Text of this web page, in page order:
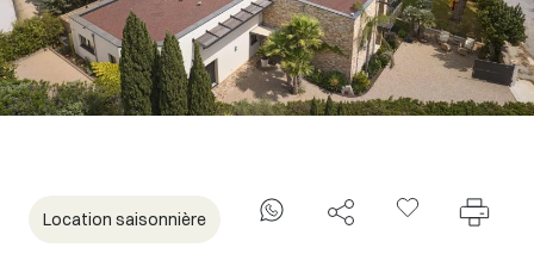
Location saisonnière